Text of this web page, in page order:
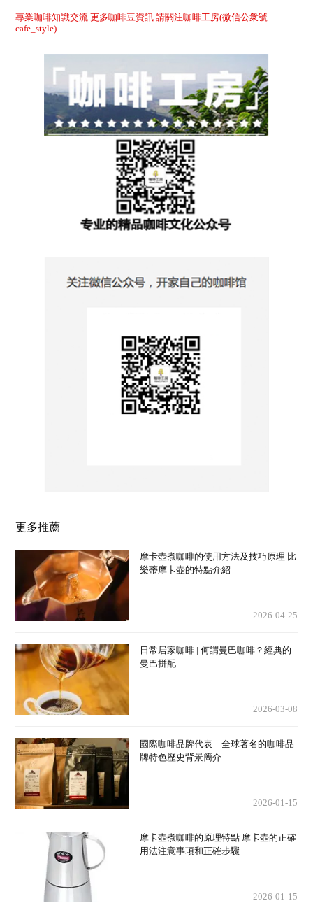
專業咖啡知識交流 更多咖啡豆資訊 請關注咖啡工房(微信公衆號
cafe_style)
更多推薦
摩卡壺煮咖啡的使用方法及技巧原理 比
樂蒂摩卡壺的特點介紹
2026-04-25
日常居家咖啡 | 何謂曼巴咖啡？經典的
曼巴拼配
2026-03-08
國際咖啡品牌代表｜全球著名的咖啡品
牌特色歷史背景簡介
2026-01-15
摩卡壺煮咖啡的原理特點 摩卡壺的正確
用法注意事項和正確步驟
2026-01-15